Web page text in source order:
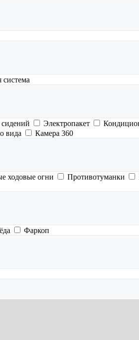
система
Электропакет
вида
Камера 360
ходовые огни Противотуманки
Фаркоп